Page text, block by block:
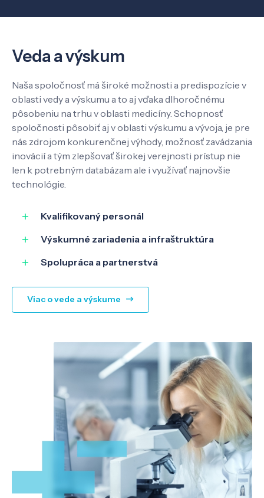
Veda a výskum
Naša spoločnosť má široké možnosti a predispozície v
oblasti vedy a výskumu a to aj vďaka dlhoročnému
pôsobeniu na trhu v oblasti medicíny. Schopnosť
spoločnosti pôsobiť aj v oblasti výskumu a vývoja, je pre
nás zdrojom konkurenčnej výhody, možnosť zavádzania
inovácií a tým zlepšovať širokej verejnosti prístup nie
len k potrebným databázam ale i využívať najnovšie
technológie.
Kvalifikovaný personál
Výskumné zariadenia a infraštruktúra
Spolupráca a partnerstvá
Viac o vede a výskume